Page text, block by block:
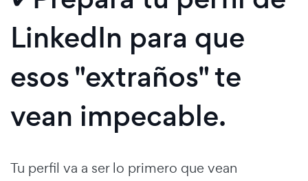
LinkedIn para que
esos "extraños" te
vean impecable.
Tu perfil va a ser lo primero que vean